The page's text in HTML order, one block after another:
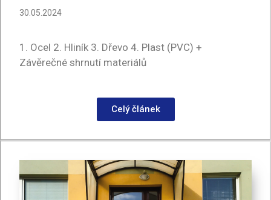
30.05.2024
1. Ocel 2. Hliník 3. Dřevo 4. Plast (PVC) +
Závěrečné shrnutí materiálů
Celý článek